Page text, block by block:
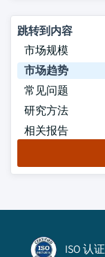
跳转到内容
市场规模
市场趋势
常见问题
研究方法
相关报告
ISO 认证